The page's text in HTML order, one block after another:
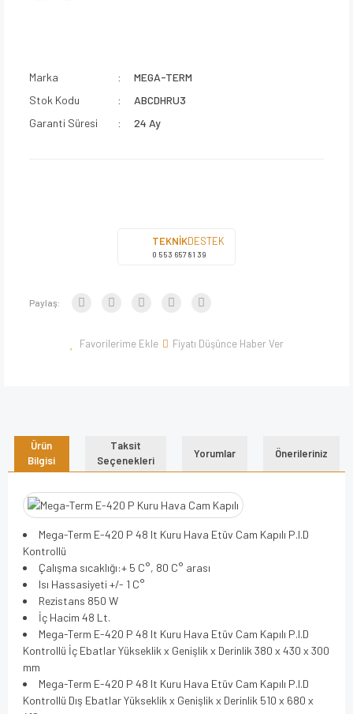
Marka
MEGA-TERM
Stok Kodu
ABCDHRU3
Garanti Süresi
24 Ay
TEKNİKDESTEK
0 553 657 81 39
Paylaş:
Fiyatı Düşünce Haber Ver
Ürün
Bilgisi
Taksit
Seçenekleri
Yorumlar Önerileriniz
Mega-Term E-420 P 48 lt Kuru Hava Etüv Cam Kapılı P.I.D
Kontrollü
Çalışma sıcaklığı:+ 5 C°, 80 C° arası
Isı Hassasiyeti +/- 1 C°
Rezistans 850 W
İç Hacim 48 Lt.
Mega-Term E-420 P 48 lt Kuru Hava Etüv Cam Kapılı P.I.D
Kontrollü İç Ebatlar Yükseklik x Genişlik x Derinlik 380 x 430 x 300
mm
Mega-Term E-420 P 48 lt Kuru Hava Etüv Cam Kapılı P.I.D
Kontrollü Dış Ebatlar Yükseklik x Genişlik x Derinlik 510 x 680 x